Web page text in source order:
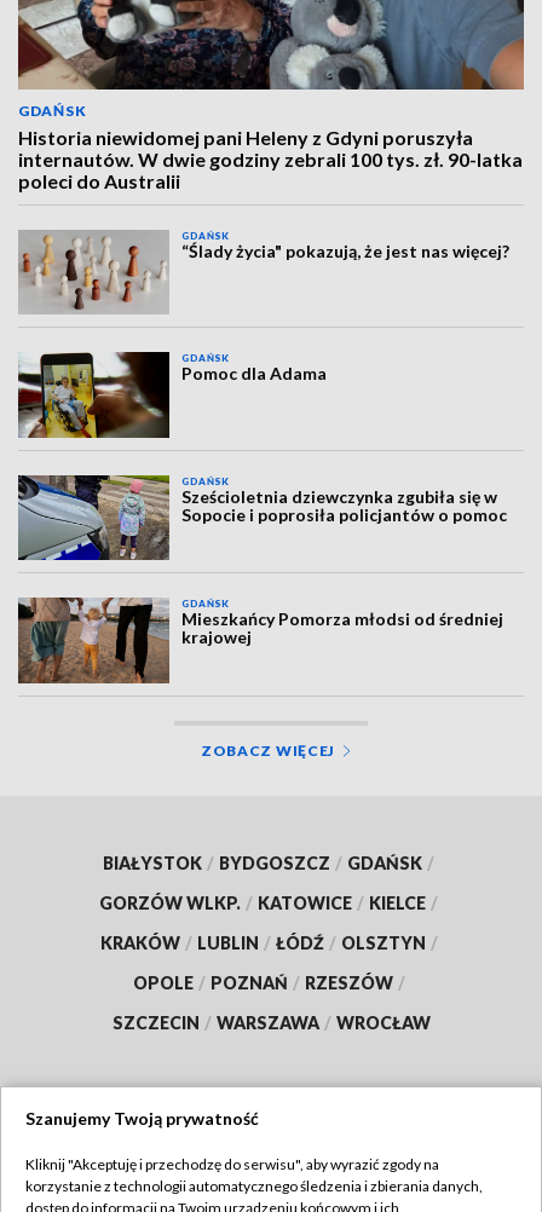
GDAŃSK
Historia niewidomej pani Heleny z Gdyni poruszyła
internautów. W dwie godziny zebrali 100 tys. zł. 90-latka
poleci do Australii
GDAŃSK
“Ślady życia" pokazują, że jest nas więcej?
GDAŃSK
Pomoc dla Adama
GDAŃSK
Sześcioletnia dziewczynka zgubiła się w
Sopocie i poprosiła policjantów o pomoc
GDAŃSK
Mieszkańcy Pomorza młodsi od średniej
krajowej
ZOBACZ WIĘCEJ
BIAŁYSTOK / BYDGOSZCZ / GDAŃSK /
GORZÓW WLKP. / KATOWICE / KIELCE /
KRAKÓW / LUBLIN / ŁÓDŹ / OLSZTYN /
OPOLE / POZNAŃ / RZESZÓW /
SZCZECIN / WARSZAWA / WROCŁAW
TVP
Szanujemy Twoją prywatność
Kliknij "Akceptuję i przechodzę do serwisu", aby wyrazić zgody na
korzystanie z technologii automatycznego śledzenia i zbierania danych,
dostęp do informacji na Twoim urządzeniu końcowym i ich